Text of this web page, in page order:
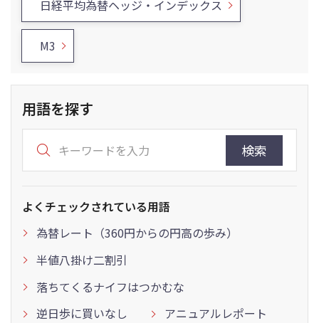
日経平均為替ヘッジ・インデックス
M3
用語を探す
検索
よくチェックされている用語
為替レート（360円からの円高の歩み）
半値八掛け二割引
落ちてくるナイフはつかむな
逆日歩に買いなし
アニュアルレポート